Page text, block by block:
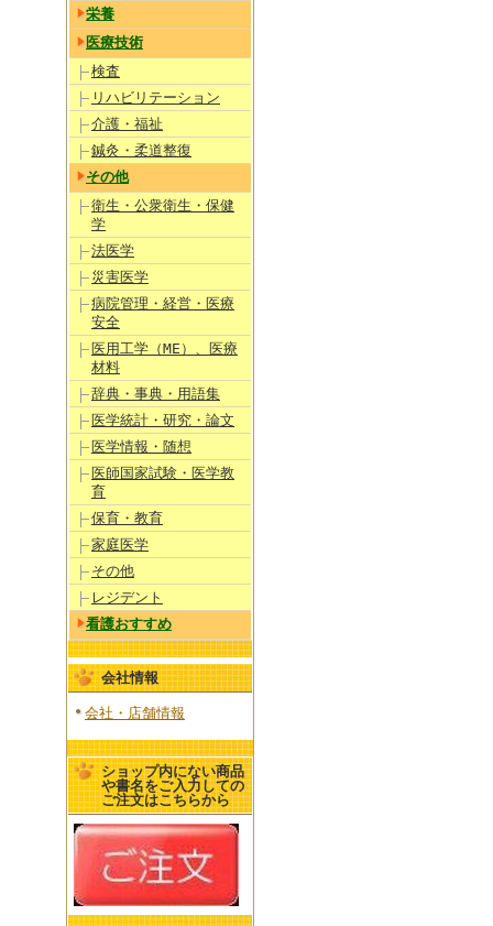
栄養
医療技術
検査
リハビリテーション
介護・福祉
鍼灸・柔道整復
その他
衛生・公衆衛生・保健
学
法医学
災害医学
病院管理・経営・医療
安全
医用工学（ME）、医療
材料
辞典・事典・用語集
医学統計・研究・論文
医学情報・随想
医師国家試験・医学教
育
保育・教育
家庭医学
その他
レジデント
看護おすすめ
会社情報
会社・店舗情報
ショップ内にない商品
や書名をご入力しての
ご注文はこちらから